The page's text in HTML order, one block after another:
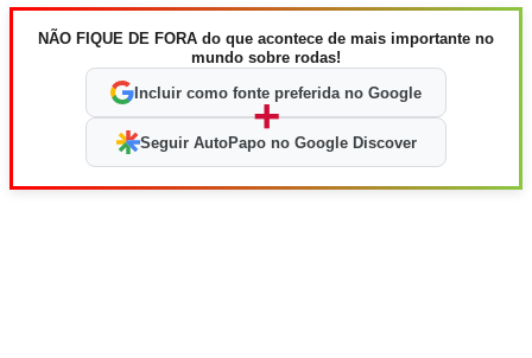
NÃO FIQUE DE FORA do que acontece de mais importante no
mundo sobre rodas!
Incluir como fonte preferida no Google
+
Seguir AutoPapo no Google Discover